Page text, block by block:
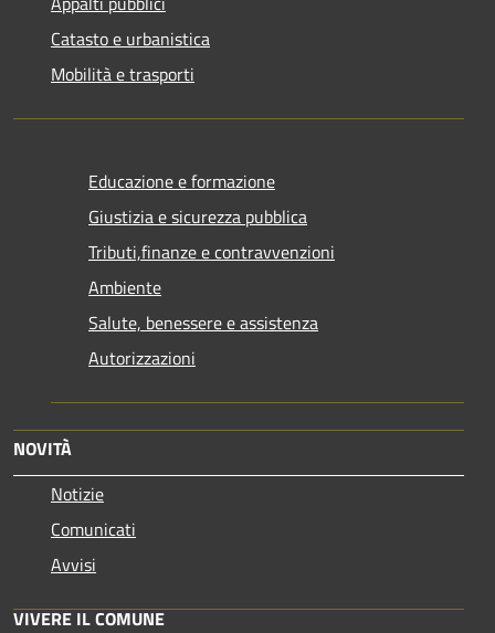
Catasto e urbanistica
Mobilità e trasporti
Educazione e formazione
Giustizia e sicurezza pubblica
Tributi,finanze e contravvenzioni
Ambiente
Salute, benessere e assistenza
Autorizzazioni
NOVITÀ
Notizie
Comunicati
Avvisi
VIVERE IL COMUNE